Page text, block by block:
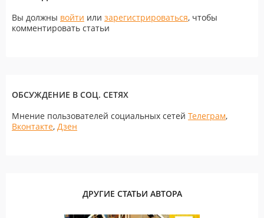
Вы должны войти или зарегистрироваться, чтобы
комментировать статьи
ОБСУЖДЕНИЕ В СОЦ. СЕТЯХ
Мнение пользователей социальных сетей Телеграм,
Вконтакте, Дзен
ДРУГИЕ СТАТЬИ АВТОРА